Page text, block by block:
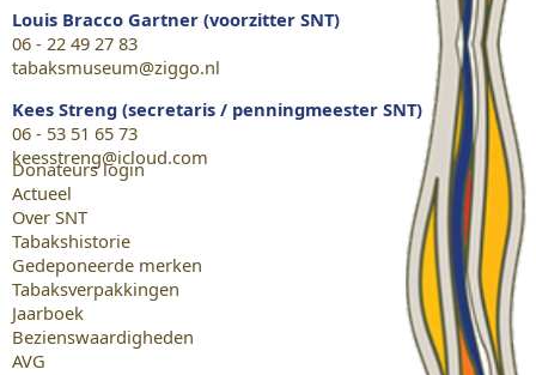
Louis Bracco Gartner (voorzitter SNT)
06 - 22 49 27 83
tabaksmuseum@ziggo.nl
Kees Streng (secretaris / penningmeester SNT)
06 - 53 51 65 73
keesstreng@icloud.com
Donateurs login
Actueel
Over SNT
Tabakshistorie
Gedeponeerde merken
Tabaksverpakkingen
Jaarboek
Bezienswaardigheden
AVG